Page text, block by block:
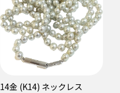
14金 (K14) ネックレス